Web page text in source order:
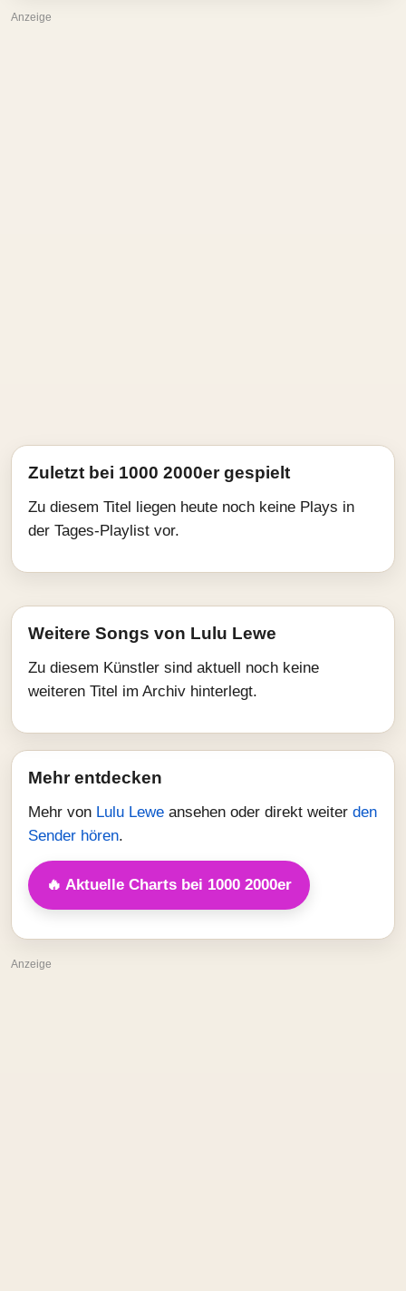
Anzeige
Zuletzt bei 1000 2000er gespielt
Zu diesem Titel liegen heute noch keine Plays in
der Tages-Playlist vor.
Weitere Songs von Lulu Lewe
Zu diesem Künstler sind aktuell noch keine
weiteren Titel im Archiv hinterlegt.
Mehr entdecken
Mehr von Lulu Lewe ansehen oder direkt weiter den
Sender hören.
🔥 Aktuelle Charts bei 1000 2000er
Anzeige